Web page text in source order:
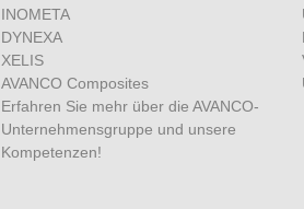
INOMETA
DYNEXA
XELIS
AVANCO Composites
Erfahren Sie mehr über die AVANCO-
Unternehmensgruppe und unsere
Kompetenzen!